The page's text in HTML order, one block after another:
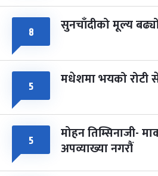
८ सुनचाँदीको मूल्य
५ मधेशमा भयको रोटी
५ मोहन तिम्सिनाजी-
अपव्याख्या नगरौं